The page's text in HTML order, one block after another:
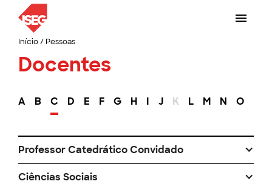
Início/ Pessoas
Docentes
A B C D E F G H I J K L M N O
Professor Catedrático Convidado
Ciências Sociais